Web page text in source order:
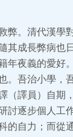
弊。清代漢學
其成長弊病也
年夜義的愛好
。吾治小學，
（譯員）自期
討逐步個人工
的自力；而從